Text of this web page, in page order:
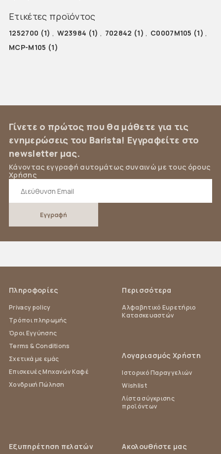
Ετικέτες προϊόντος
1252700 (1) , W23984 (1) , 702842 (1) , C0007M105 (1) ,
MCP-M105 (1)
Γίνετε ο πρώτος που θα μάθετε για τις
ενημερώσεις του Barista! Εγγραφείτε στο
newsletter μας.
Κάνοντας εγγραφή αυτομάτως συναινώ με τους όρους
Χρήσης
Πληροφορίες
Privacy policy
Τρόποι πληρωμής
Όροι Εγγύησης
Terms & Conditions
Σχετικά με εμάς
Επισκευές Μηχανών Καφέ
Χονδρική Πώληση
Εξυπηρέτηση πελατών
Περισσότερα
Αλφαβητικό Ευρετήριο
Κατασκευαστών
Λογαριασμός Χρήστη
Ιστορικό Παραγγελιών
Wishlist
Λίστα σύγκρισης
προϊόντων
Ακολουθήστε μας